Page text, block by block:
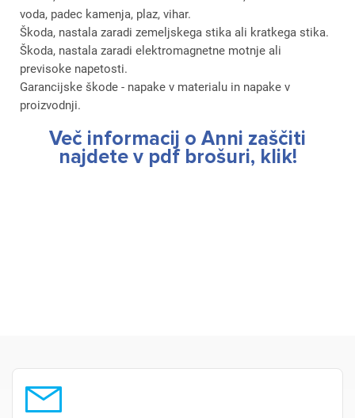
voda, padec kamenja, plaz, vihar.
Škoda, nastala zaradi zemeljskega stika ali kratkega stika.
Škoda, nastala zaradi elektromagnetne motnje ali
previsoke napetosti.
Garancijske škode - napake v materialu in napake v
proizvodnji.
Več informacij o Anni zaščiti
najdete v pdf brošuri, klik!
Za dodajanje na seznam želja morate biti prijavljeni.
Prekliči